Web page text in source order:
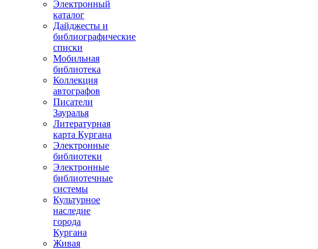
Электронный
каталог
Дайджесты и
библиографические
списки
Мобильная
библиотека
Коллекция
автографов
Писатели
Зауралья
Литературная
карта Кургана
Электронные
библиотеки
Электронные
библиотечные
системы
Культурное
наследие
города
Кургана
Живая